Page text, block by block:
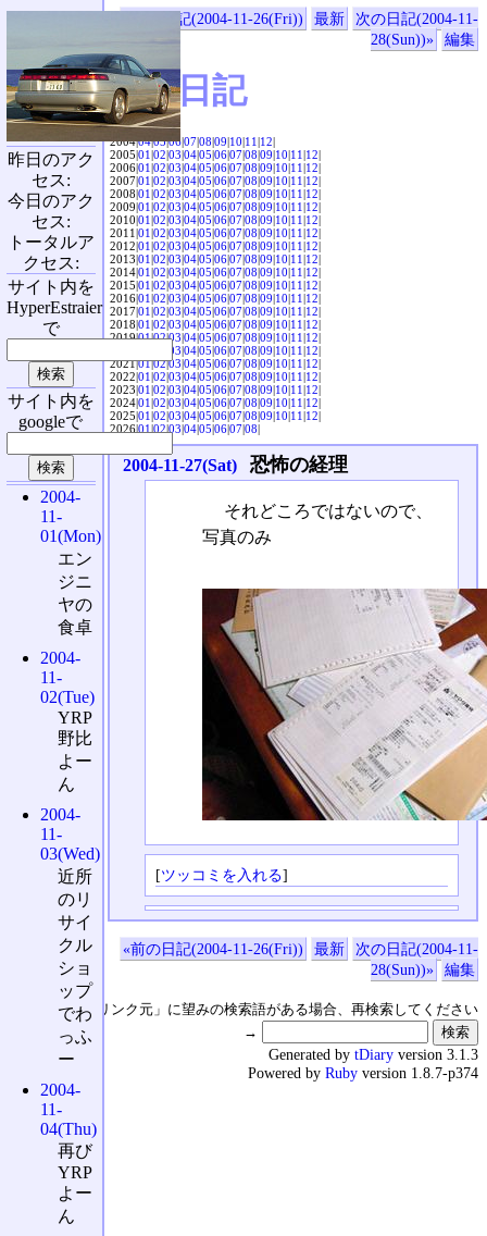
«前の日記(2004-11-26(Fri)) 最新
次の日記(2004-11-
28(Sun))»
編集
SVX日記
2004|04|05|06|07|08|09|10|11|12|
2005|01|02|03|04|05|06|07|08|09|10|11|12|
2006|01|02|03|04|05|06|07|08|09|10|11|12|
2007|01|02|03|04|05|06|07|08|09|10|11|12|
2008|01|02|03|04|05|06|07|08|09|10|11|12|
2009|01|02|03|04|05|06|07|08|09|10|11|12|
2010|01|02|03|04|05|06|07|08|09|10|11|12|
2011|01|02|03|04|05|06|07|08|09|10|11|12|
2012|01|02|03|04|05|06|07|08|09|10|11|12|
2013|01|02|03|04|05|06|07|08|09|10|11|12|
2014|01|02|03|04|05|06|07|08|09|10|11|12|
2015|01|02|03|04|05|06|07|08|09|10|11|12|
2016|01|02|03|04|05|06|07|08|09|10|11|12|
2017|01|02|03|04|05|06|07|08|09|10|11|12|
2018|01|02|03|04|05|06|07|08|09|10|11|12|
2019|01|02|03|04|05|06|07|08|09|10|11|12|
03|04|05|06|07|08|09|10|11|12|
2021|01|02|03|04|05|06|07|08|09|10|11|12|
2022|01|02|03|04|05|06|07|08|09|10|11|12|
2023|01|02|03|04|05|06|07|08|09|10|11|12|
2024|01|02|03|04|05|06|07|08|09|10|11|12|
2025|01|02|03|04|05|06|07|08|09|10|11|12|
2026|01|02|03|04|05|06|07|08|
2004-11-27(Sat) 恐怖の経理
それどころではないので、
写真のみ
[ツッコミを入れる]
«前の日記(2004-11-26(Fri)) 最新
次の日記(2004-11-
28(Sun))»
編集
↑の「本日のリンク元」に望みの検索語がある場合、再検索してください
→
昨日のアク
セス:
今日のアク
セス:
トータルア
クセス:
サイト内を
HyperEstraier
で
サイト内を
googleで
2004-
11-
01(Mon)
エン
ジニ
ヤの
食卓
2004-
11-
02(Tue)
YRP
野比
よー
ん
2004-
11-
03(Wed)
近所
のリ
サイ
クル
ショ
ップ
でわ
っふ
ー
2004-
11-
04(Thu)
再び
YRP
よー
ん
Generated by tDiary version 3.1.3
Powered by Ruby version 1.8.7-p374